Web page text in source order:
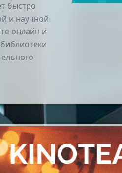
быстро
и научной
онлайн и